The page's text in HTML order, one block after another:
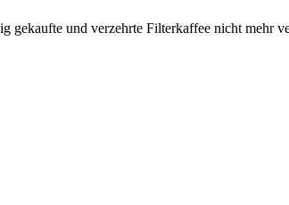
gekaufte und verzehrte Filterkaffee nicht mehr